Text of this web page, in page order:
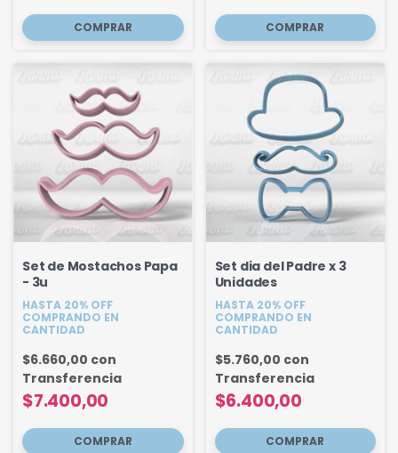
Set de Mostachos Papa
- 3u
HASTA 20% OFF
COMPRANDO EN
CANTIDAD
$7.400,00
$6.660,00 con
Transferencia
Set dia del Padre x 3
Unidades
HASTA 20% OFF
COMPRANDO EN
CANTIDAD
$6.400,00
$5.760,00 con
Transferencia